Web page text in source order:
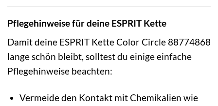
Pflegehinweise für deine ESPRIT Kette
Damit deine ESPRIT Kette Color Circle 88774868
lange schön bleibt, solltest du einige einfache
Pflegehinweise beachten:
Vermeide den Kontakt mit Chemikalien wie